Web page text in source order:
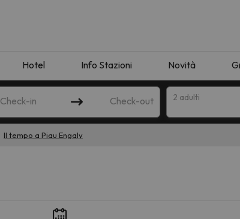
Hotel Info Stazioni Novità
Check-in Check-out 2 adulti
Il tempo a Piau Engaly